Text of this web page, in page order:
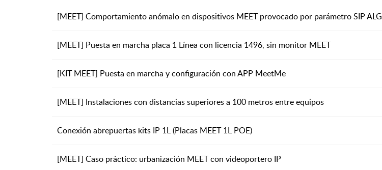
[MEET] Comportamiento anómalo en dispositivos MEET provocado por parámetro SIP ALG
[MEET] Puesta en marcha placa 1 Línea con licencia 1496, sin monitor MEET
[KIT MEET] Puesta en marcha y configuración con APP MeetMe
[MEET] Instalaciones con distancias superiores a 100 metros entre equipos
Conexión abrepuertas kits IP 1L (Placas MEET 1L POE)
[MEET] Caso práctico: urbanización MEET con videoportero IP